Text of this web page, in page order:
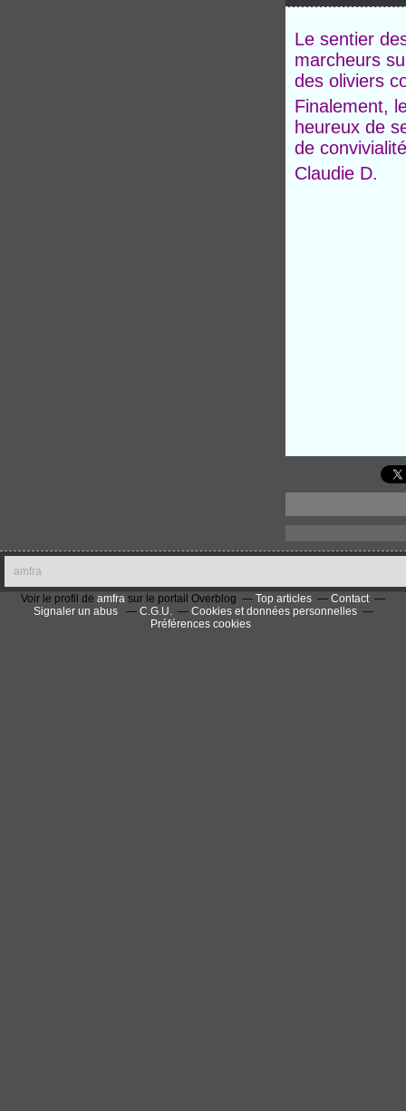
Le sentier
marcheurs
des oliviers
Finalement,
heureux de
de
Claudie D.
amfra
Voir le profil de amfra sur le portail Overblog Top articles
Contact
Signaler un abus
C.G.U.
Cookies et données personnelles
Préférences cookies